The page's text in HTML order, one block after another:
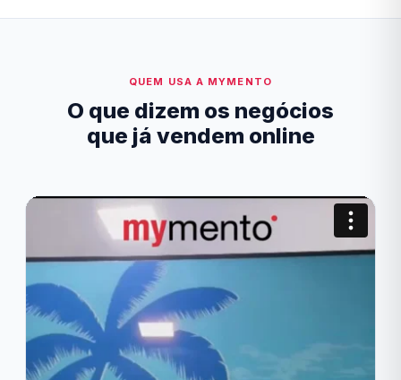
QUEM USA A MYMENTO
O que dizem os negócios
que já vendem online